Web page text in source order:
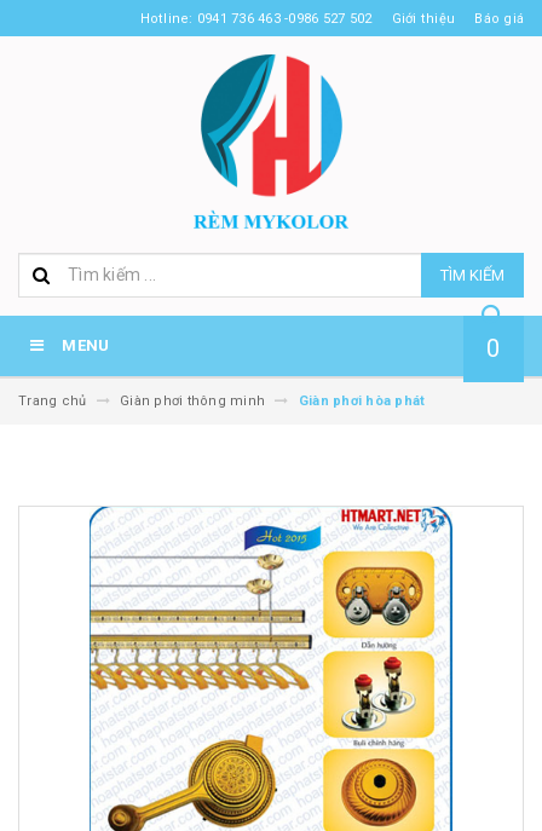
Hotline: 0941 736 463 -0986 527 502 Giới thiệu Báo giá
TÌM KIẾM
MENU 0
Trang chủ Giàn phơi thông minh Giàn phơi hòa phát